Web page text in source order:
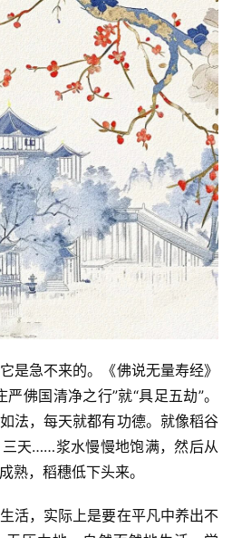
是急不来的。《佛说无量寿经》
佛国清净之行”就“具足五劫”。
法，每天就都有功德。就像稻谷
天……浆水慢慢地饱满，然后从
熟，稻穗低下头来。
活，实际上是要在平凡中养出不